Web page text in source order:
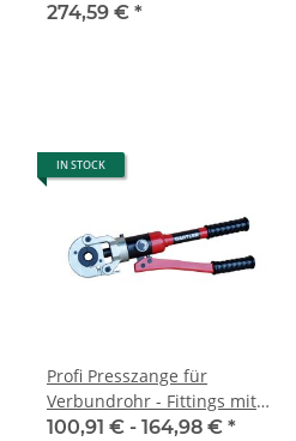
274,59 € *
IN STOCK
Profi Presszange für
Verbundrohr - Fittings mit
Hydraulik 16-32mm
100,91 € - 164,98 € *